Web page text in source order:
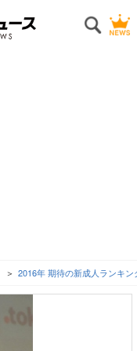
2016年 期待の新成人ランキン